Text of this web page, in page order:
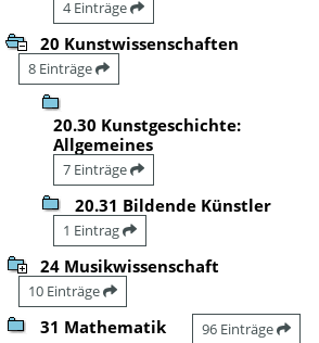
4 Einträge
20 Kunstwissenschaften
8 Einträge
20.30 Kunstgeschichte:
Allgemeines
7 Einträge
20.31 Bildende Künstler
1 Eintrag
24 Musikwissenschaft
10 Einträge
31 Mathematik 96 Einträge